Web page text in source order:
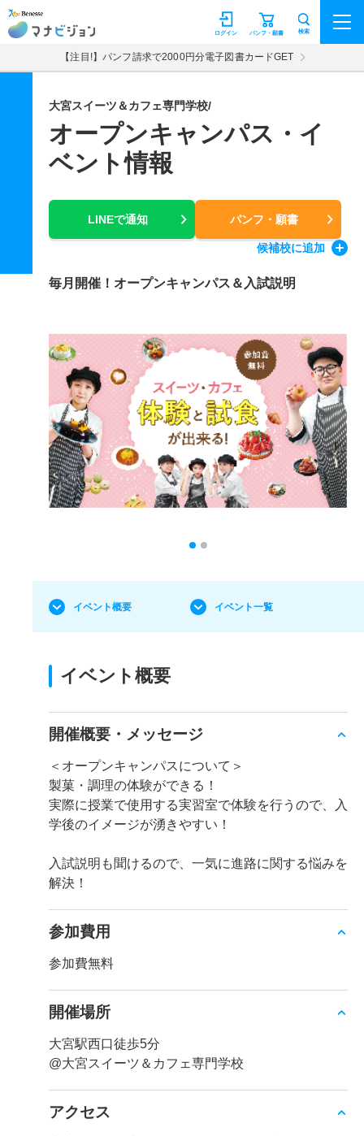
マナビジョン パンフ・願書
ログイン 検索
【注目!】パンフ請求で2000円分電子図書カードGET
大宮スイーツ＆カフェ専門学校/
オープンキャンパス・イ
ベント情報
LINEで通知 パンフ・願書
候補校に追加
毎月開催！オープンキャンパス＆入試説明
イベント概要 イベント一覧
イベント概要
開催概要・メッセージ
＜オープンキャンパスについて＞
製菓・調理の体験ができる！
実際に授業で使用する実習室で体験を行うので、入
学後のイメージが湧きやすい！
入試説明も聞けるので、一気に進路に関する悩みを
解決！
参加費用
参加費無料
開催場所
大宮駅西口徒歩5分
@大宮スイーツ＆カフェ専門学校
アクセス